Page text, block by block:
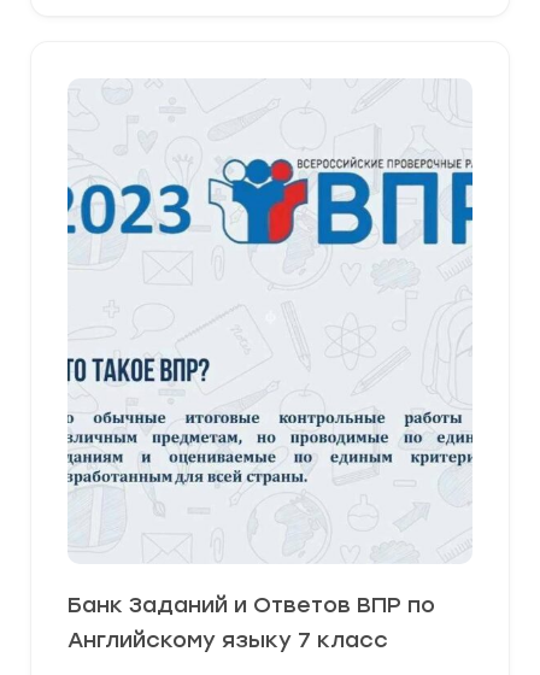
Банк Заданий и Ответов ВПР по
Английскому языку 7 класс